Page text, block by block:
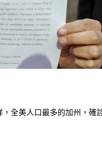
全美人口最多的加州，